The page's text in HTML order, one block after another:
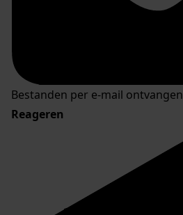
Bestanden per e-mail ontvangen
Reageren